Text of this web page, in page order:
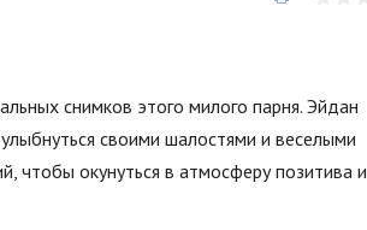
снимков этого милого парня. Эйдан
своими шалостями и веселыми
чтобы окунуться в атмосферу позитива и